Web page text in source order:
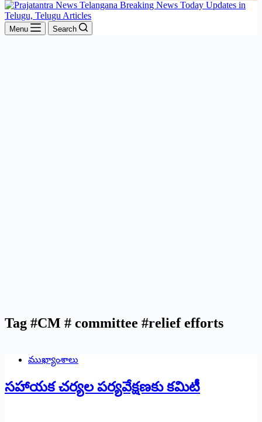
Menu Search
Tag #CM # committee #relief efforts
ముఖ్యాంశాలు
సహాయక చర్యల పర్యవేక్షణకు కమిటీ